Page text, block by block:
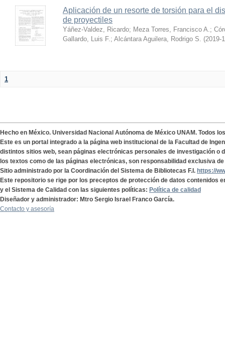
Aplicación de un resorte de torsión para el
de proyectiles
Yáñez-Valdez, Ricardo; Meza Torres, Francisco A.;
Gallardo, Luis F.; Alcántara Aguilera, Rodrigo S. (2019-
1
Hecho en México. Universidad Nacional Autónoma de México UNAM. Todos
Este es un portal integrado a la página web institucional de la Facultad de
distintos sitios web, sean páginas electrónicas personales de investigación o
los textos como de las páginas electrónicas, son responsabilidad exclusiva
Sitio administrado por la Coordinación del Sistema de Bibliotecas F.I. https://
Este repositorio se rige por los preceptos de protección de datos contenidos
y el Sistema de Calidad con las siguientes políticas: Política de calidad
Diseñador y administrador: Mtro Sergio Israel Franco García.
Contacto y asesoría